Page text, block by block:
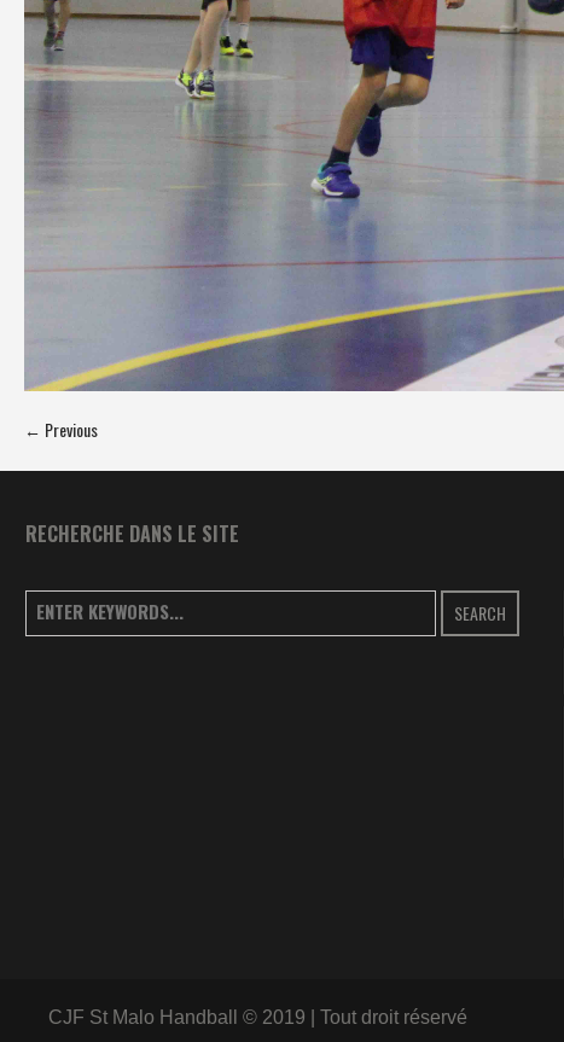
← Previous
RECHERCHE DANS LE SITE
SEARCH
CJF St Malo Handball © 2019 | Tout droit réservé